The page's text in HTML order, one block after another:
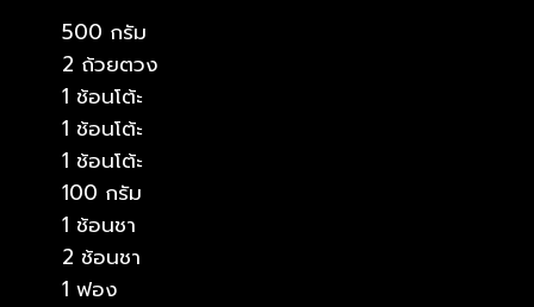
500 กรัม
2 ถ้วยตวง
1 ช้อนโต้ะ
1 ช้อนโต้ะ
1 ช้อนโต้ะ
100 กรัม
1 ช้อนชา
2 ช้อนชา
1 ฟอง